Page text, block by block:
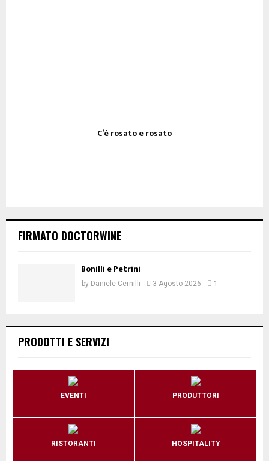
C’è rosato e rosato
FIRMATO DOCTORWINE
Bonilli e Petrini
by Daniele Cernilli 3 Agosto 2026 1
PRODOTTI E SERVIZI
EVENTI PRODUTTORI
RISTORANTI HOSPITALITY